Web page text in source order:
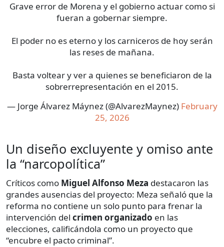
Grave error de Morena y el gobierno actuar como si
fueran a gobernar siempre.
El poder no es eterno y los carniceros de hoy serán
las reses de mañana.
Basta voltear y ver a quienes se beneficiaron de la
sobrerrepresentación en el 2015.
— Jorge Álvarez Máynez (@AlvarezMaynez) February
25, 2026
Un diseño excluyente y omiso ante
la “narcopolítica”
Críticos como Miguel Alfonso Meza destacaron las
grandes ausencias del proyecto: Meza señaló que la
reforma no contiene un solo punto para frenar la
intervención del crimen organizado en las
elecciones, calificándola como un proyecto que
“encubre el pacto criminal”.